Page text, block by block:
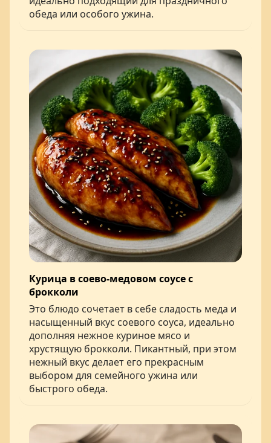
обеда или особого ужина.
Курица в соево-медовом соусе с
брокколи
Это блюдо сочетает в себе сладость меда и
насыщенный вкус соевого соуса, идеально
дополняя нежное куриное мясо и
хрустящую брокколи. Пикантный, при этом
нежный вкус делает его прекрасным
выбором для семейного ужина или
быстрого обеда.